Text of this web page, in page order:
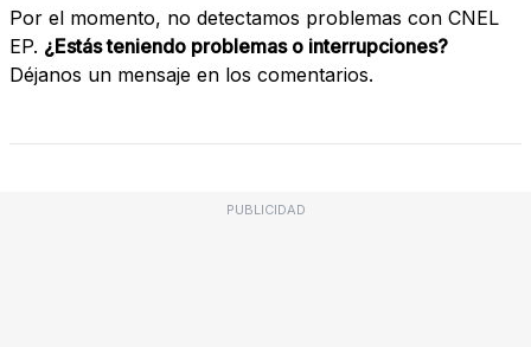
Por el momento, no detectamos problemas con CNEL
EP. ¿Estás teniendo problemas o interrupciones?
Déjanos un mensaje en los comentarios.
PUBLICIDAD